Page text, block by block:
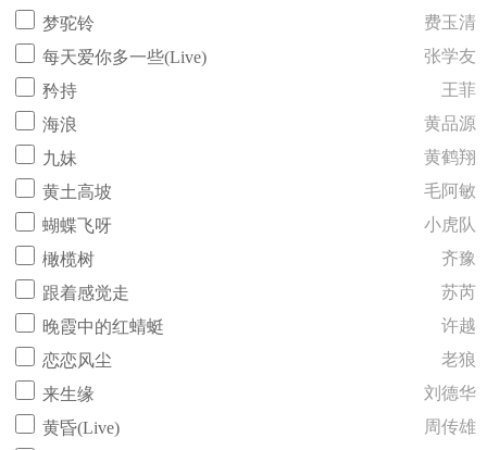
梦驼铃
费玉清
每天爱你多一些(Live)
张学友
矜持
王菲
海浪
黄品源
九妹
黄鹤翔
黄土高坡
毛阿敏
蝴蝶飞呀
小虎队
橄榄树
齐豫
跟着感觉走
苏芮
晚霞中的红蜻蜓
许越
恋恋风尘
老狼
来生缘
刘德华
黄昏(Live)
周传雄